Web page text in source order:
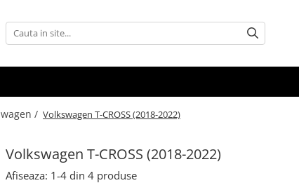
/ Volkswagen T-CROSS (2018-2022)
Volkswagen T-CROSS (2018-2022)
Afiseaza: 1-4 din 4 produse